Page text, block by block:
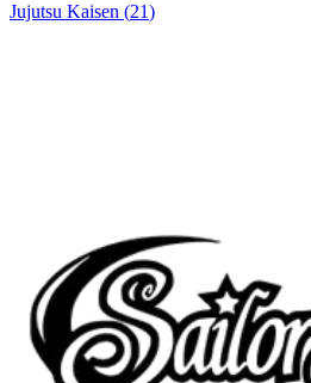
Jujutsu Kaisen (21)